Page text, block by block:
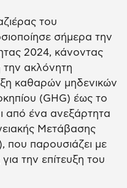
του
σήμερα την
2024, κάνοντας
την ακλόνητη
καθαρών μηδενικών
(GHG) έως το
από ένα ανεξάρτητα
Μετάβασης
που παρουσιάζει με
την επίτευξη του